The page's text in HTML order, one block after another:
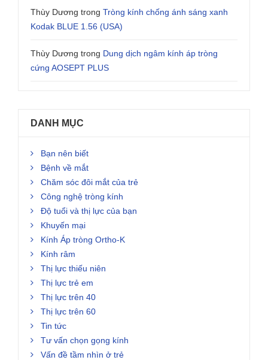
Thùy Dương trong Tròng kính chống ánh sáng xanh
Kodak BLUE 1.56 (USA)
Thùy Dương trong Dung dịch ngâm kính áp tròng
cứng AOSEPT PLUS
DANH MỤC
Bạn nên biết
Bệnh về mắt
Chăm sóc đôi mắt của trẻ
Công nghệ tròng kính
Độ tuổi và thị lực của bạn
Khuyến mại
Kính Áp tròng Ortho-K
Kính râm
Thị lực thiếu niên
Thị lực trẻ em
Thị lực trên 40
Thị lực trên 60
Tin tức
Tư vấn chọn gọng kính
Vấn đề tầm nhìn ở trẻ